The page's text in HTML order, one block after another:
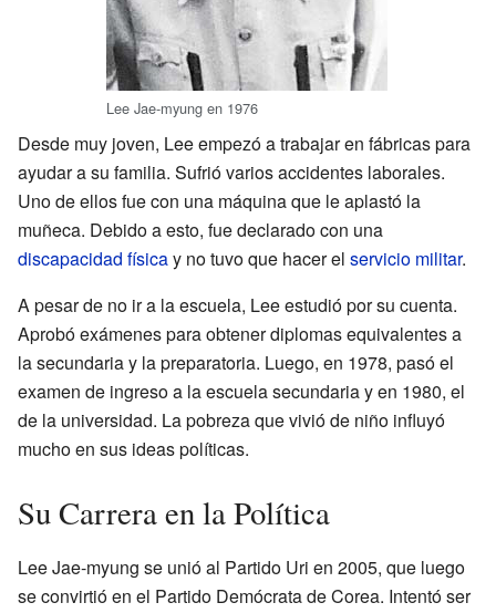
Lee Jae-myung en 1976
Desde muy joven, Lee empezó a trabajar en fábricas para
ayudar a su familia. Sufrió varios accidentes laborales.
Uno de ellos fue con una máquina que le aplastó la
muñeca. Debido a esto, fue declarado con una
discapacidad físicay no tuvo que hacer el servicio militar.
A pesar de no ir a la escuela, Lee estudió por su cuenta.
Aprobó exámenes para obtener diplomas equivalentes a
la secundaria y la preparatoria. Luego, en 1978, pasó el
examen de ingreso a la escuela secundaria y en 1980, el
de la universidad. La pobreza que vivió de niño influyó
mucho en sus ideas políticas.
Su Carrera en la Política
Lee Jae-myung se unió al Partido Uri en 2005, que luego
se convirtió en el Partido Demócrata de Corea. Intentó ser